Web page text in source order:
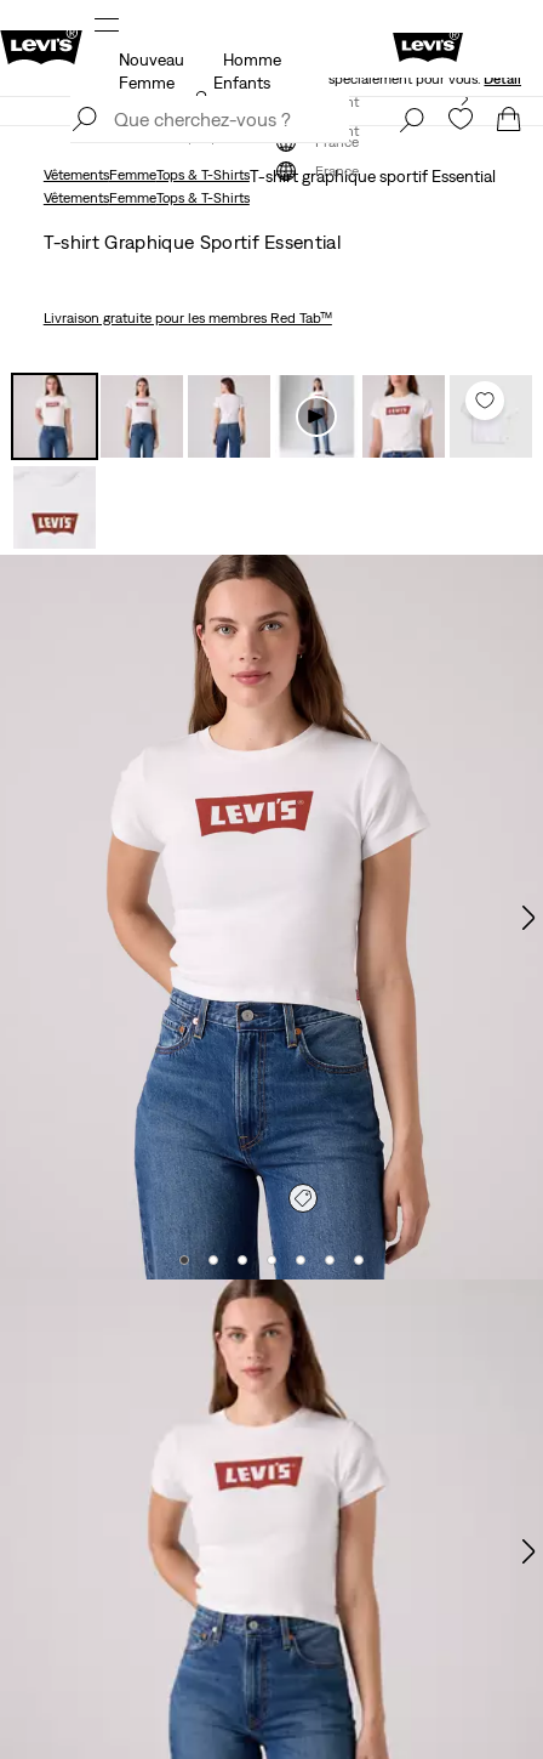
DE -20%
Levi's App. Le meilleur de Levi’s®, sur
spécialement pour vous.Détails
S'inscrire maintenant
France
Nouveau
Homme
Femme
Enfants
Politique de livraison et de retours MISE À JOUR
S'inscrire maintenant
France
VêtementsFemmeTops & T-ShirtsT-shirt graphique sportif Essential
VêtementsFemmeTops & T-Shirts
T-shirt Graphique Sportif Essential
Livraison gratuitepour les membres Red Tab™